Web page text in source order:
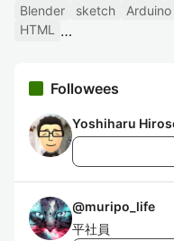
Blender
sketch Arduino
HTML
Followees
Yoshiharu
@muripo_life
平社員